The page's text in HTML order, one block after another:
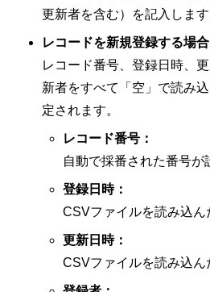
更新者を含む）を記入します
レコードを新規登録する場合
レコード番号、登録日時、
新者をすべて「空」で読み
定されます。
レコード番号：
自動で採番された番号が
登録日時：
CSVファイルを読み込ん
更新日時：
CSVファイルを読み込ん